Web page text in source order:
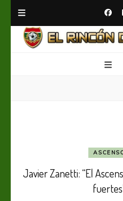
Javier Zanetti: “El